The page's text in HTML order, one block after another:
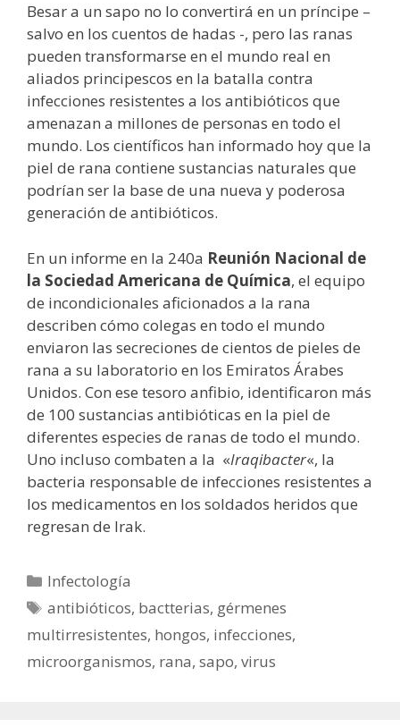
Besar a un sapo no lo convertirá en un príncipe –
salvo en los cuentos de hadas -, pero las ranas
pueden transformarse en el mundo real en
aliados principescos en la batalla contra
infecciones resistentes a los antibióticos que
amenazan a millones de personas en todo el
mundo. Los científicos han informado hoy que la
piel de rana contiene sustancias naturales que
podrían ser la base de una nueva y poderosa
generación de antibióticos.
En un informe en la 240a Reunión Nacional de
la Sociedad Americana de Química, el equipo
de incondicionales aficionados a la rana
describen cómo colegas en todo el mundo
enviaron las secreciones de cientos de pieles de
rana a su laboratorio en los Emiratos Árabes
Unidos. Con ese tesoro anfibio, identificaron más
de 100 sustancias antibióticas en la piel de
diferentes especies de ranas de todo el mundo.
Uno incluso combaten a la «Iraqibacter«, la
bacteria responsable de infecciones resistentes a
los medicamentos en los soldados heridos que
regresan de Irak.
Categorías
Infectología
Etiquetas
antibióticos, bactterias, gérmenes
multirresistentes, hongos, infecciones,
microorganismos, rana, sapo, virus